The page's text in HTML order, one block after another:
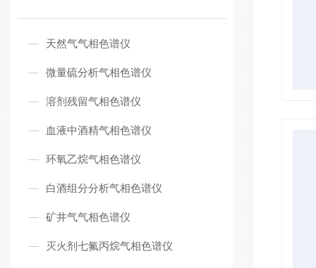
天然气气相色谱仪
微量硫分析气相色谱仪
溶剂残留气相色谱仪
血液中酒精气相色谱仪
环氧乙烷气相色谱仪
白酒组分分析气相色谱仪
矿井气气相色谱仪
灭火剂七氟丙烷气相色谱仪